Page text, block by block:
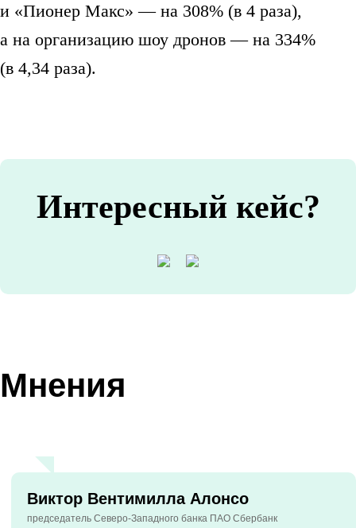
и «Пионер Макс» — на 308% (в 4 раза),
а на организацию шоу дронов — на 334%
(в 4,34 раза).
Интересный кейс?
Мнения
Виктор Вентимилла Алонсо
председатель Северо-Западного банка ПАО Сбербанк